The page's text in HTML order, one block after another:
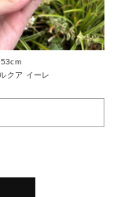
クア イーレ